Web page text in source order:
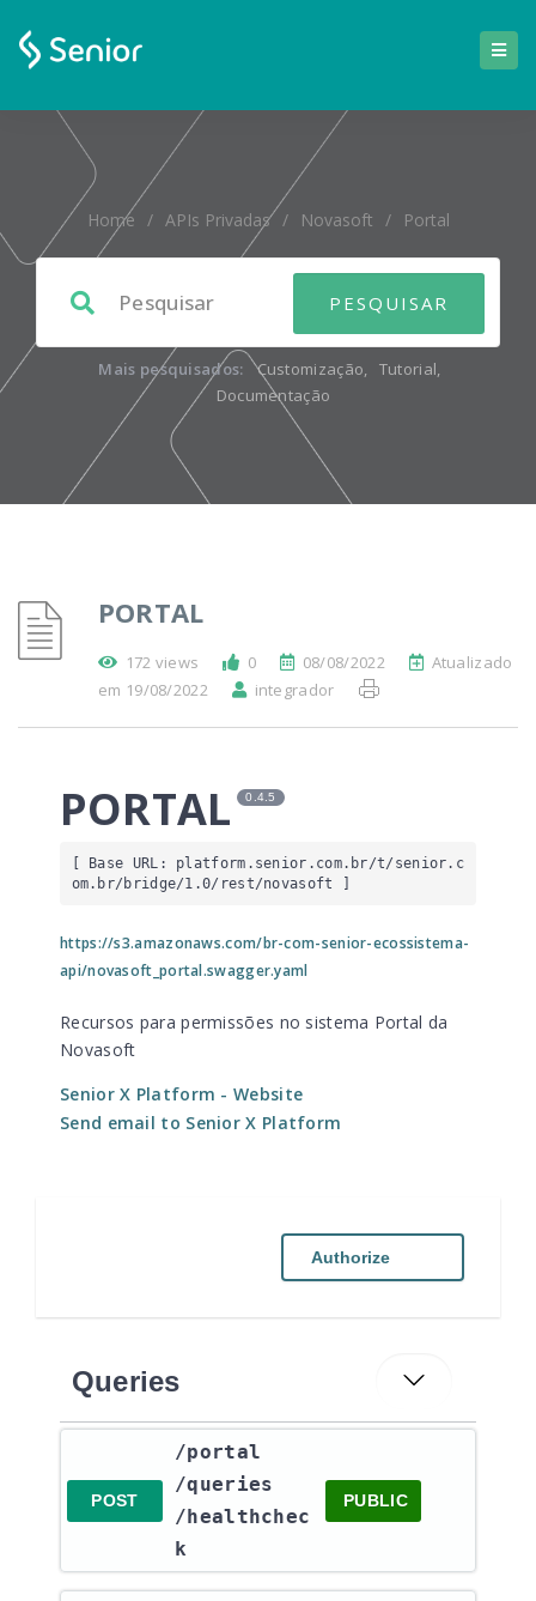
Home / APIs Privadas / Novasoft / Portal
Mais pesquisados: Customização, Tutorial,
Documentação
PORTAL
172 views 0 08/08/2022
Atualizado
em 19/08/2022
integrador
PORTAL 0.4.5
[ Base URL: platform.senior.com.br/t/senior.c
om.br/bridge/1.0/rest/novasoft
]
https://s3.amazonaws.com/br-com-senior-ecossistema-
api/novasoft_portal.swagger.yaml
Recursos para permissões no sistema Portal da
Novasoft
Senior X Platform - Website
Send email to Senior X Platform
Authorize
Queries
POST
​/portal​
/queries​
/healthchec
k
PUBLIC